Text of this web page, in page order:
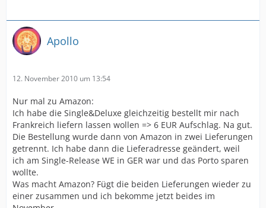
Apollo
12. November 2010 um 13:54
Nur mal zu Amazon:
Ich habe die Single&Deluxe gleichzeitig bestellt mir nach
Frankreich liefern lassen wollen => 6 EUR Aufschlag. Na gut.
Die Bestellung wurde dann von Amazon in zwei Lieferungen
getrennt. Ich habe dann die Lieferadresse geändert, weil
ich am Single-Release WE in GER war und das Porto sparen
wollte.
Was macht Amazon? Fügt die beiden Lieferungen wieder zu
einer zusammen und ich bekomme jetzt beides im